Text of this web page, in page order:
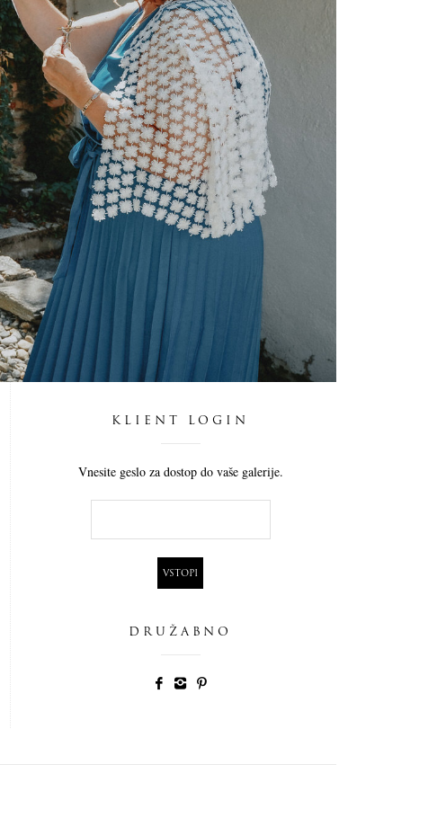
KLIENT LOGIN
Vnesite geslo za dostop do vaše galerije.
DRUŽABNO